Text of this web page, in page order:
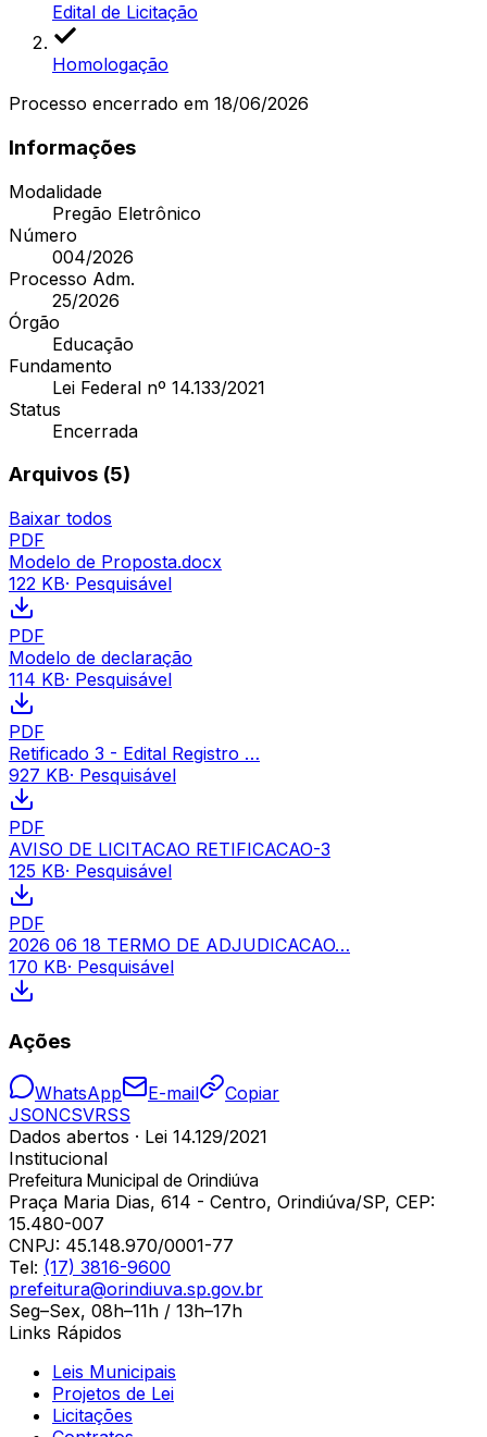
Edital de Licitação
Homologação
Processo encerrado em 18/06/2026
Informações
Modalidade
Pregão Eletrônico
Número
004/2026
Processo Adm.
25/2026
Órgão
Educação
Fundamento
Lei Federal nº 14.133/2021
Status
Encerrada
Arquivos (5)
Baixar todos
PDF
Modelo de Proposta.docx
122 KB· Pesquisável
PDF
Modelo de declaração
114 KB· Pesquisável
PDF
Retificado 3 - Edital Registro …
927 KB· Pesquisável
PDF
AVISO DE LICITACAO RETIFICACAO-3
125 KB· Pesquisável
PDF
2026 06 18 TERMO DE ADJUDICACAO…
170 KB· Pesquisável
Ações
WhatsApp E-mail
Copiar
JSONCSVRSS
Dados abertos · Lei 14.129/2021
Institucional
Prefeitura Municipal de Orindiúva
Praça Maria Dias, 614 - Centro, Orindiúva/SP, CEP:
15.480-007
CNPJ: 45.148.970/0001-77
Tel: (17) 3816-9600
prefeitura@orindiuva.sp.gov.br
Seg–Sex, 08h–11h / 13h–17h
Links Rápidos
Leis Municipais
Projetos de Lei
Licitações